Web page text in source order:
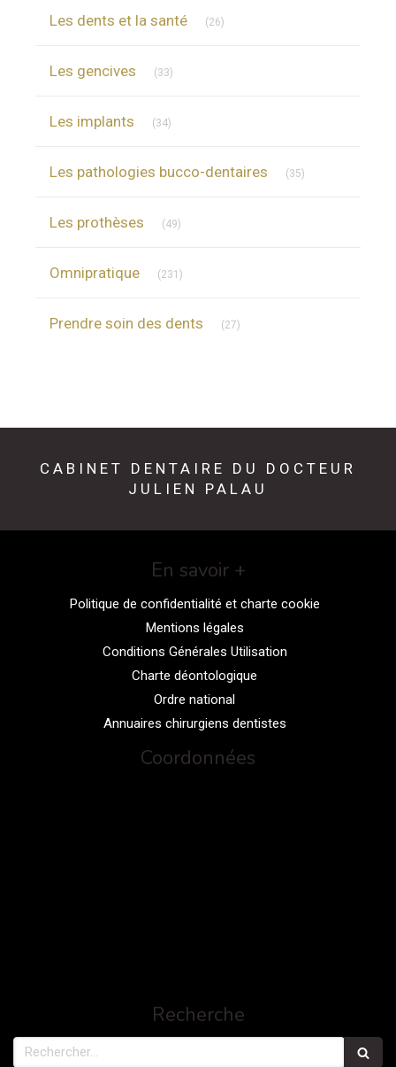
Les dents et la santé (26)
Les gencives (33)
Les implants (34)
Les pathologies bucco-dentaires (35)
Les prothèses (49)
Omnipratique (231)
Prendre soin des dents (27)
CABINET DENTAIRE DU DOCTEUR
JULIEN PALAU
En savoir +
Politique de confidentialité et charte cookie
Mentions légales
Conditions Générales Utilisation
Charte déontologique
Ordre national
Annuaires chirurgiens dentistes
Coordonnées
Recherche
Rechercher